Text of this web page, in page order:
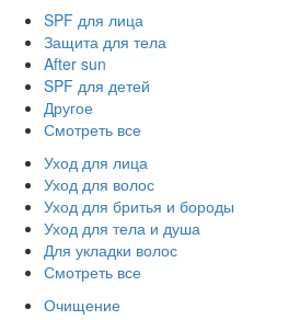
SPF для лица
Защита для тела
After sun
SPF для детей
Другое
Смотреть все
Уход для лица
Уход для волос
Уход для бритья и бороды
Уход для тела и душа
Для укладки волос
Смотреть все
Очищение